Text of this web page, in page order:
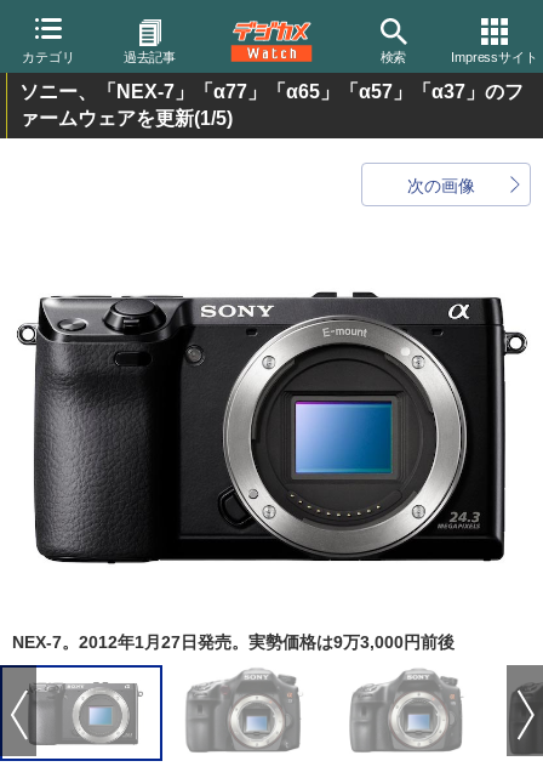
カテゴリ 過去記事 検索 Impressサイト
ソニー、「NEX-7」「α77」「α65」「α57」「α37」のフ
ァームウェアを更新(1/5)
次の画像
NEX-7。2012年1月27日発売。実勢価格は9万3,000円前後